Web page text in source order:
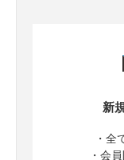
新
・全
・会